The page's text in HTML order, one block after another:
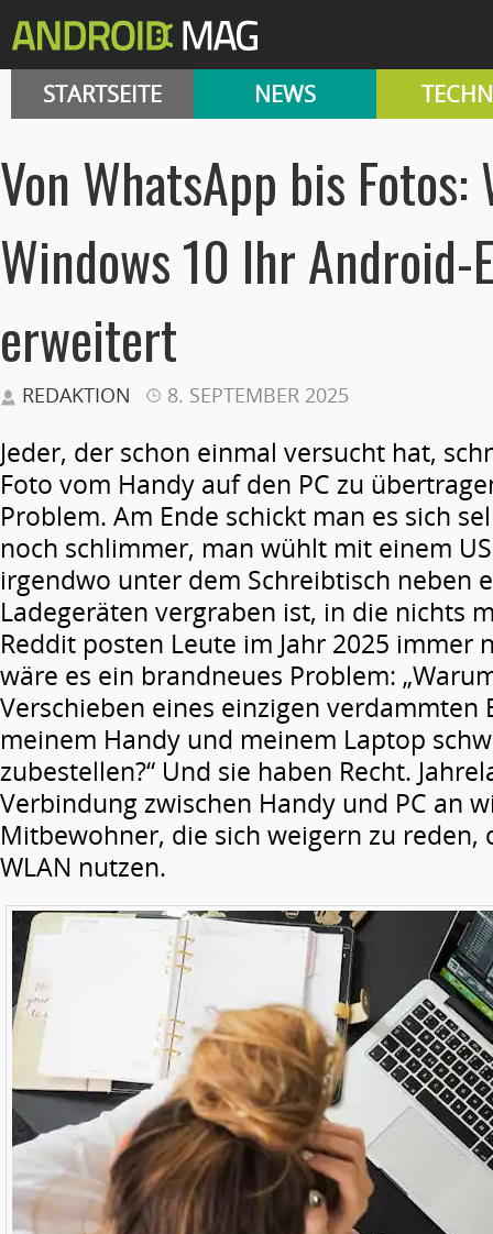
STARTSEITE NEWS
Von WhatsApp bis Fotos:
Windows 10 Ihr Android-
erweitert
REDAKTION 8. SEPTEMBER 2025
Jeder, der schon einmal versucht hat,
Foto vom Handy auf den PC zu
Problem. Am Ende schickt man es sich
noch schlimmer, man wühlt mit einem
irgendwo unter dem Schreibtisch neben
Ladegeräten vergraben ist, in die nichts
Reddit posten Leute im Jahr 2025 immer
wäre es ein brandneues Problem:
Verschieben eines einzigen verdammten
meinem Handy und meinem Laptop
zubestellen?“ Und sie haben Recht.
Verbindung zwischen Handy und PC an
Mitbewohner, die sich weigern zu reden,
WLAN nutzen.